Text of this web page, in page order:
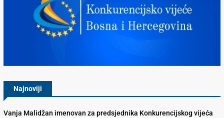
Najnoviji
Vanja Malidžan imenovan za predsjednika Konkurencijskog vijeća